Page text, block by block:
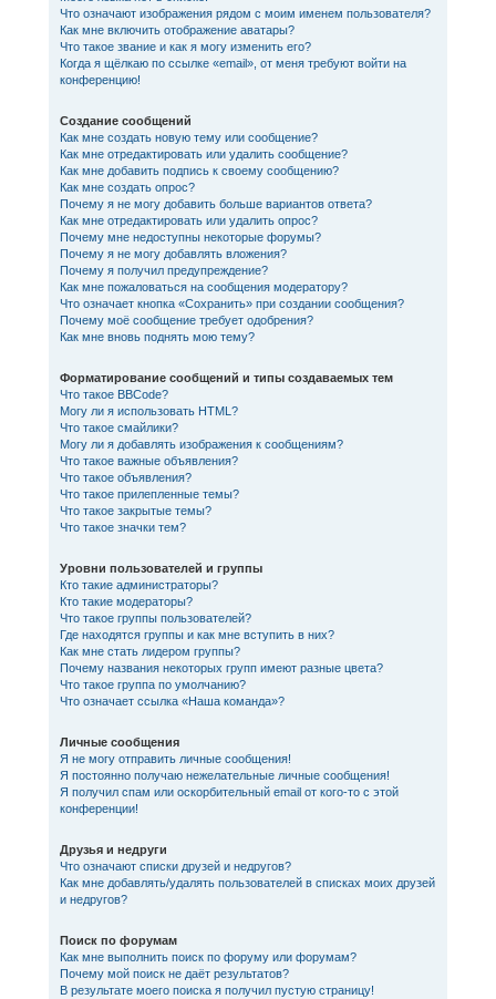
Что означают изображения рядом с моим именем пользователя?
Как мне включить отображение аватары?
Что такое звание и как я могу изменить его?
Когда я щёлкаю по ссылке «email», от меня требуют войти на
конференцию!
Создание сообщений
Как мне создать новую тему или сообщение?
Как мне отредактировать или удалить сообщение?
Как мне добавить подпись к своему сообщению?
Как мне создать опрос?
Почему я не могу добавить больше вариантов ответа?
Как мне отредактировать или удалить опрос?
Почему мне недоступны некоторые форумы?
Почему я не могу добавлять вложения?
Почему я получил предупреждение?
Как мне пожаловаться на сообщения модератору?
Что означает кнопка «Сохранить» при создании сообщения?
Почему моё сообщение требует одобрения?
Как мне вновь поднять мою тему?
Форматирование сообщений и типы создаваемых тем
Что такое BBCode?
Могу ли я использовать HTML?
Что такое смайлики?
Могу ли я добавлять изображения к сообщениям?
Что такое важные объявления?
Что такое объявления?
Что такое прилепленные темы?
Что такое закрытые темы?
Что такое значки тем?
Уровни пользователей и группы
Кто такие администраторы?
Кто такие модераторы?
Что такое группы пользователей?
Где находятся группы и как мне вступить в них?
Как мне стать лидером группы?
Почему названия некоторых групп имеют разные цвета?
Что такое группа по умолчанию?
Что означает ссылка «Наша команда»?
Личные сообщения
Я не могу отправить личные сообщения!
Я постоянно получаю нежелательные личные сообщения!
Я получил спам или оскорбительный email от кого-то с этой
конференции!
Друзья и недруги
Что означают списки друзей и недругов?
Как мне добавлять/удалять пользователей в списках моих друзей
и недругов?
Поиск по форумам
Как мне выполнить поиск по форуму или форумам?
Почему мой поиск не даёт результатов?
В результате моего поиска я получил пустую страницу!